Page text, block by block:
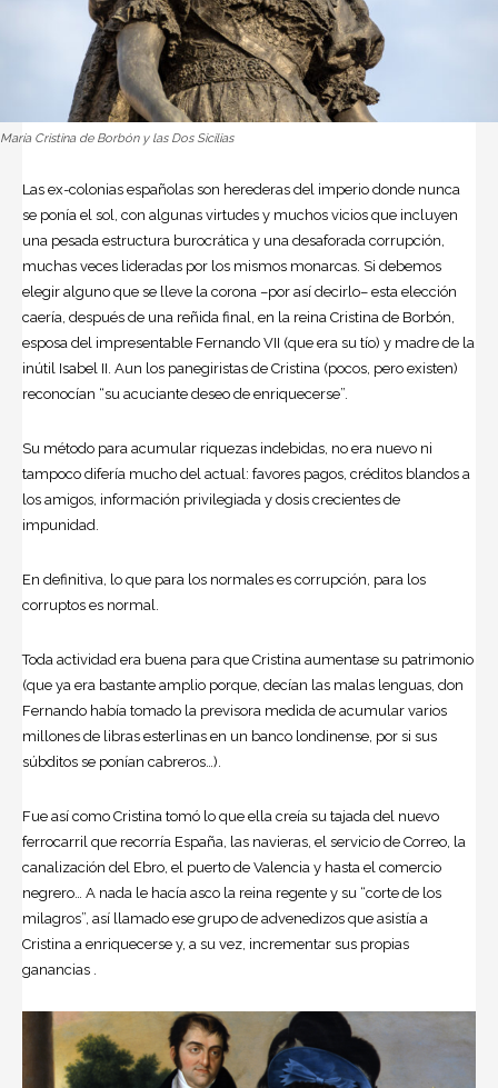
María Cristina de Borbón y las Dos Sicilias
Las ex-colonias españolas son herederas del imperio donde nunca
se ponía el sol, con algunas virtudes y muchos vicios que incluyen
una pesada estructura burocrática y una desaforada corrupción,
muchas veces lideradas por los mismos monarcas. Si debemos
elegir alguno que se lleve la corona –por así decirlo– esta elección
caería, después de una reñida final, en la reina Cristina de Borbón,
esposa del impresentable Fernando VII (que era su tío) y madre de la
inútil Isabel II. Aun los panegiristas de Cristina (pocos, pero existen)
reconocían “su acuciante deseo de enriquecerse”.
Su método para acumular riquezas indebidas, no era nuevo ni
tampoco difería mucho del actual: favores pagos, créditos blandos a
los amigos, información privilegiada y dosis crecientes de
impunidad.
En definitiva, lo que para los normales es corrupción, para los
corruptos es normal.
Toda actividad era buena para que Cristina aumentase su patrimonio
(que ya era bastante amplio porque, decían las malas lenguas, don
Fernando había tomado la previsora medida de acumular varios
millones de libras esterlinas en un banco londinense, por si sus
súbditos se ponían cabreros…).
Fue así como Cristina tomó lo que ella creía su tajada del nuevo
ferrocarril que recorría España, las navieras, el servicio de Correo, la
canalización del Ebro, el puerto de Valencia y hasta el comercio
negrero… A nada le hacía asco la reina regente y su “corte de los
milagros”, así llamado ese grupo de advenedizos que asistía a
Cristina a enriquecerse y, a su vez, incrementar sus propias
ganancias .